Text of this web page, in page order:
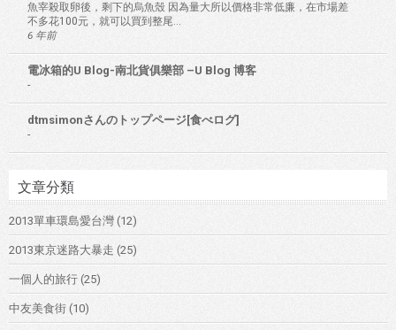
魚宰殺取卵後，剩下的烏魚殼 因為量大所以價格非常低廉，在市場差
不多花100元，就可以買到整尾...
6 年前
電冰箱的U Blog-南北貨俱樂部 –U Blog 博客
-
dtmsimonさんのトップページ[食べログ]
-
文章分類
2013單車環島愛台灣 (12)
2013東京迷路大暴走 (25)
一個人的旅行 (25)
中友美食街 (10)